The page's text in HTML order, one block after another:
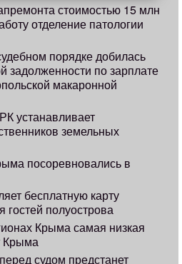
стоимостью 15 млн
отделение патологии
порядке добилась
задолженности по зарплате
макаронной
устанавливает
земельных
посоревновались в
бесплатную карту
полуострова
Крыма самая низкая
Крыма
судом предстанет